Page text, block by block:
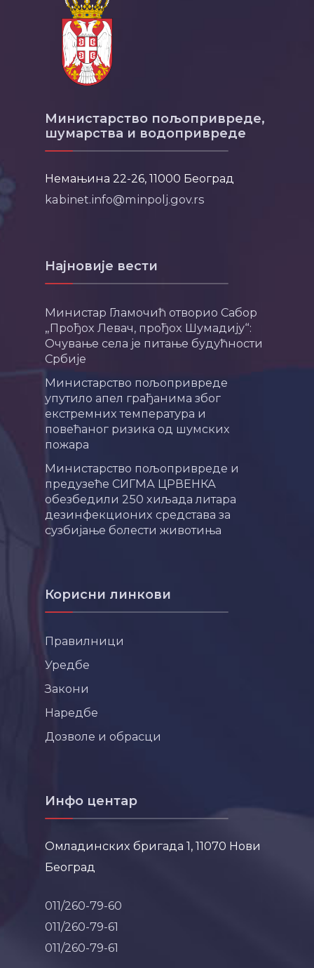
Министарство пољопривреде,
шумарства и водопривреде
Немањина 22-26, 11000 Београд
kabinet.info@minpolj.gov.rs
Најновије вести
Министар Гламочић отворио Сабор
„Прођох Левач, прођох Шумадију“:
Очување села је питање будућности
Србије
Министарство пољопривреде
упутило апел грађанима због
екстремних температура и
повећаног ризика од шумских
пожара
Министарство пољопривреде и
предузеће СИГМА ЦРВЕНКА
обезбедили 250 хиљада литара
дезинфекционих средстава за
сузбијање болести животиња
Корисни линкови
Правилници
Уредбе
Закони
Наредбе
Дозволе и обрасци
Инфо центар
Омладинских бригада 1, 11070 Нови
Београд
011/260-79-60
011/260-79-61
011/260-79-61